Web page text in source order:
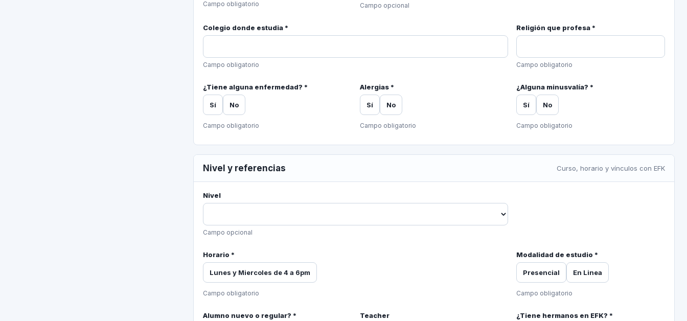
Campo obligatorio Campo opcional
Colegio donde estudia *
Campo obligatorio
Religión que profesa *
Campo obligatorio
¿Tiene alguna enfermedad? *
Sí No
Campo obligatorio
Alergias *
Sí No
Campo obligatorio
¿Alguna minusvalía? *
Sí No
Campo obligatorio
Nivel y referencias Curso, horario y vínculos con EFK
Nivel
Campo opcional
Horario *
Lunes y Miercoles de 4 a 6pm
Campo obligatorio
Modalidad de estudio *
Presencial En Linea
Campo obligatorio
Alumno nuevo o regular? * Teacher ¿Tiene hermanos en EFK? *